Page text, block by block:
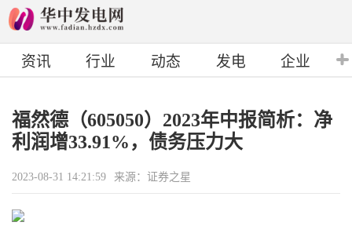
资讯 行业 动态 发电 企业
福然德（605050）2023年中报简析：净
利润增33.91%，债务压力大
2023-08-31 14:21:59 来源：证券之星